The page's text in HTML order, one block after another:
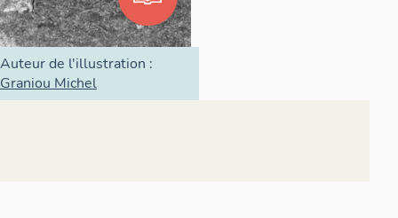
Auteur de l'illustration :
Graniou Michel